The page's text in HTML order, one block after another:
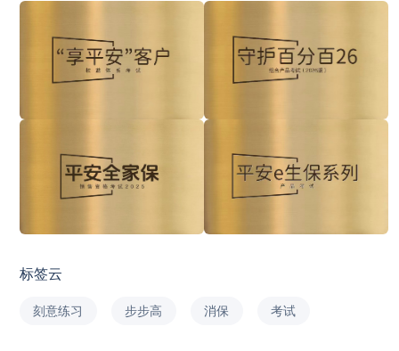
标签云
刻意练习 步步高 消保 考试